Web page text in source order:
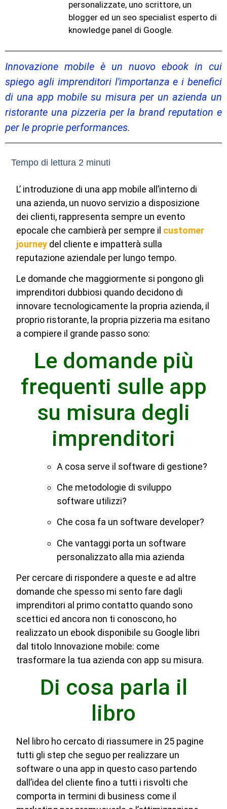
personalizzate, uno scrittore, un
blogger ed un seo specialist esperto di
knowledge panel di Google.
Innovazione mobile è un nuovo ebook in cui
spiego agli imprenditori l'importanza e i benefici
di una app mobile su misura per un azienda un
ristorante una pizzeria per la brand reputation e
per le proprie performances.
L’ introduzione di una app mobile all’interno di
una azienda, un nuovo servizio a disposizione
dei clienti, rappresenta sempre un evento
epocale che cambierà per sempre il customer
journey del cliente e impatterà sulla
reputazione aziendale per lungo tempo.
Le domande che maggiormente si pongono gli
imprenditori dubbiosi quando decidono di
innovare tecnologicamente la propria azienda, il
proprio ristorante, la propria pizzeria ma esitano
a compiere il grande passo sono:
Le domande più
frequenti sulle app
su misura degli
imprenditori
A cosa serve il software di gestione?
Che metodologie di sviluppo
software utilizzi?
Che cosa fa un software developer?
Che vantaggi porta un software
personalizzato alla mia azienda
Per cercare di rispondere a queste e ad altre
domande che spesso mi sento fare dagli
imprenditori al primo contatto quando sono
scettici ed ancora non ti conoscono, ho
realizzato un ebook disponibile su Google libri
dal titolo Innovazione mobile: come
trasformare la tua azienda con app su misura.
Di cosa parla il
libro
Nel libro ho cercato di riassumere in 25 pagine
tutti gli step che seguo per realizzare un
software o una app in questo caso partendo
dall’idea del cliente fino a tutti i risvolti che
comporta in termini di business come il